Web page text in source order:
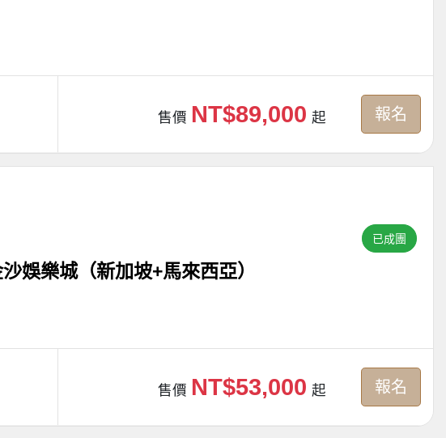
售價 NT$89,000 起 報名
已成團
樂城（新加坡+馬來西亞）
售價 NT$53,000 起 報名